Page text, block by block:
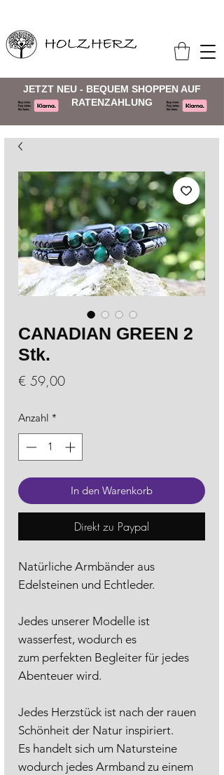
JETZT NEU - BEQUEM SHOPPEN AUF
RATENZAHLUNG
CANADIAN GREEN 2
Stk.
€ 59,00Preis
Anzahl *
In den Warenkorb
Direkt zu Paypal
Natürliche Armbänder aus
Edelsteinen und Echtleder.
Jedes unserer Modelle ist
wasserfest, wodurch es
zum perfekten Begleiter für jedes
Abenteuer wird.
Jedes Herzstück ist nach der rauen
Schönheit der Natur inspiriert.
Es handelt sich um Natursteine
wodurch jedes Armband zu einem